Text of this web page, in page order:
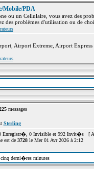
Mobile/PDA
ou un Cellulaire, vous avez des
des problèmes d'utilisation ou de
Airport Extreme, Airport
messages
Sterling
Enregistr�, 0 Invisible et 992 Invit�s [
est de 3728le Mer 01 Avr 2026 à 2:12
derni�res minutes